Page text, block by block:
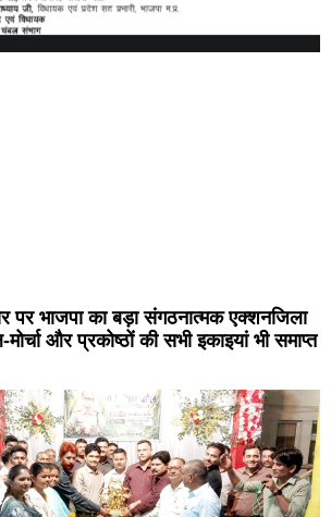
पर भाजपा का बड़ा संगठनात्मक एक्शनजिला
और प्रकोष्ठों की सभी इकाइयां भी समाप्त